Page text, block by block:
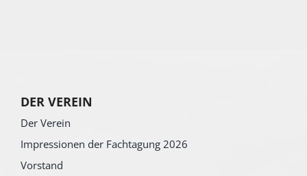
DER VEREIN
Der Verein
Impressionen der Fachtagung 2026
Vorstand